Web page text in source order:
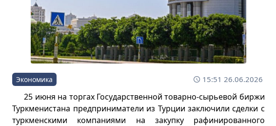
Экономика 15:51 26.06.2026
25 июня на торгах Государственной товарно-сырьевой биржи
Туркменистана предприниматели из Турции заключили сделки с
туркменскими компаниями на закупку рафинированного